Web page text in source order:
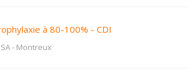
à 80-100% - CDI
- Montreux